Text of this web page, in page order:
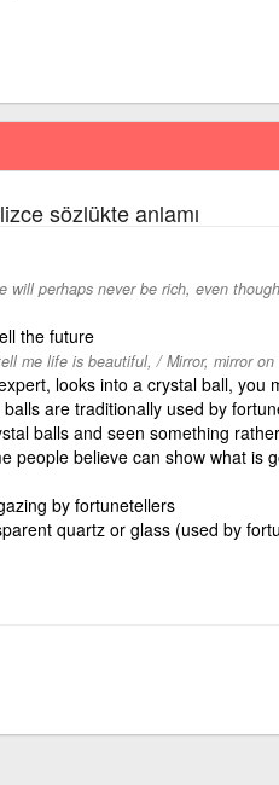
sözlükte anlamı
perhaps never be rich, even
the future
me life is beautiful, / Mirror, mirror on
looks into a crystal ball, you
are traditionally used by
balls and seen something
people believe can show what is
by fortunetellers
quartz or glass (used by